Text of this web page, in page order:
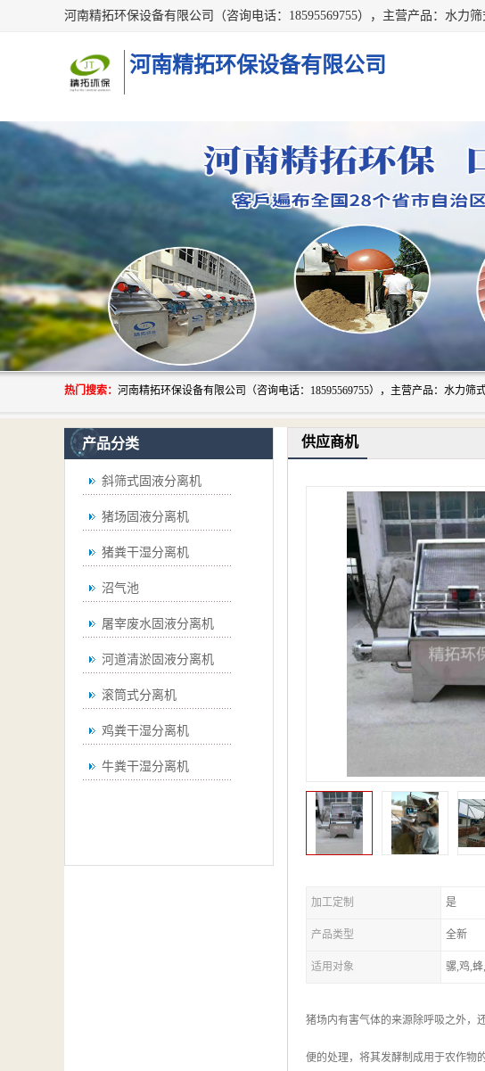
河南精拓环保设备有限公司
热门搜索：
产品分类
斜筛式固液分离机
猪场固液分离机
猪粪干湿分离机
沼气池
屠宰废水固液分离机
河道清淤固液分离机
滚筒式分离机
鸡粪干湿分离机
牛粪干湿分离机
供应商机
加工定制 是
产品类型 全新
适用对象 骡,鸡,
猪场内有害气体的来源除呼吸之外，
便的处理，将其发酵制成用于农作物